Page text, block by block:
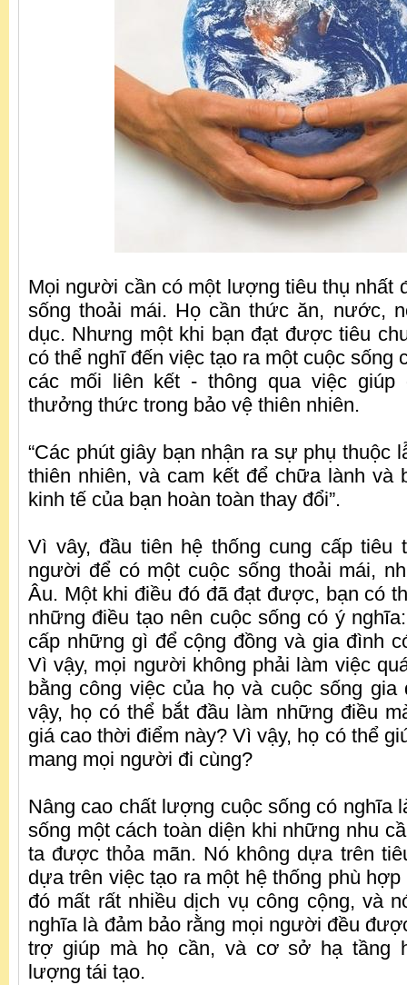
Mọi người cần có một lượng tiêu thụ nhất
sống thoải mái. Họ cần thức ăn, nước,
dục. Nhưng một khi bạn đạt được tiêu
có thể nghĩ đến việc tạo ra một cuộc sống
các mối liên kết - thông qua việc
thưởng thức trong bảo vệ thiên nhiên.
“Các phút giây bạn nhận ra sự phụ thuộc
thiên nhiên, và cam kết để chữa lành và
kinh tế của bạn hoàn toàn thay đổi”.
Vì vây, đầu tiên hệ thống cung cấp tiêu
người để có một cuộc sống thoải mái,
Âu. Một khi điều đó đã đạt được, bạn có
những điều tạo nên cuộc sống có ý
cấp những gì để cộng đồng và gia đình
Vì vậy, mọi người không phải làm việc
bằng công việc của họ và cuộc sống
vậy, họ có thể bắt đầu làm những điều
giá cao thời điểm này? Vì vậy, họ có thể
mang mọi người đi cùng?
Nâng cao chất lượng cuộc sống có nghĩa
sống một cách toàn diện khi những nhu
ta được thỏa mãn. Nó không dựa trên
dựa trên việc tạo ra một hệ thống phù
đó mất rất nhiều dịch vụ công cộng, và
nghĩa là đảm bảo rằng mọi người đều
trợ giúp mà họ cần, và cơ sở hạ tầng
lượng tái tạo.